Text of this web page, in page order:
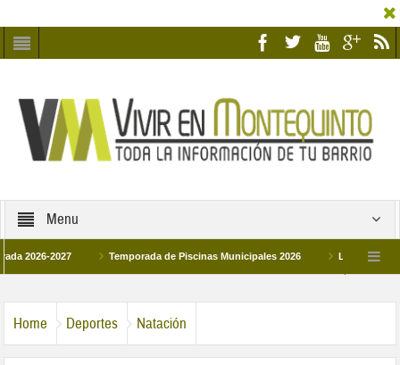
Menu
2027 Temporada de Piscinas Municipales 2026 Los Campus de
Home Deportes Natación